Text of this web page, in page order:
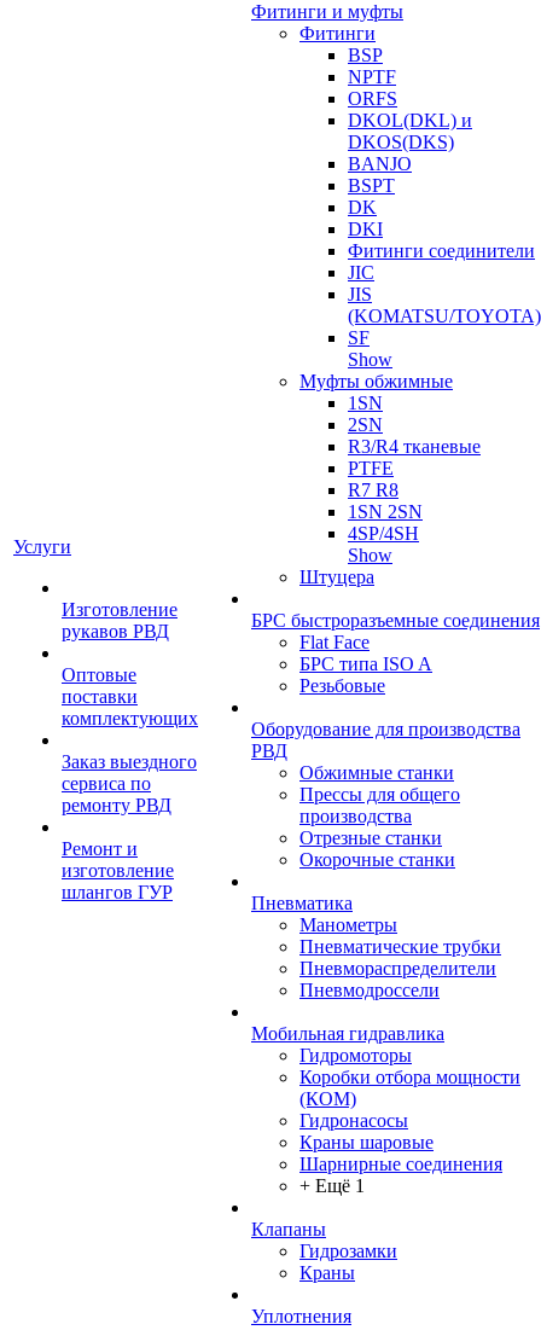
Услуги
Изготовление
рукавов РВД
Оптовые
поставки
комплектующих
Заказ выездного
сервиса по
ремонту РВД
Ремонт и
изготовление
шлангов ГУР
Фитинги и муфты
Фитинги
BSP
NPTF
ORFS
DKOL(DKL) и
DKOS(DKS)
BANJO
BSPT
DK
DKI
Фитинги соединители
JIC
JIS
(KOMATSU/TOYOTA)
SF
Show
Муфты обжимные
1SN
2SN
R3/R4 тканевые
PTFE
R7 R8
1SN 2SN
4SP/4SH
Show
Штуцера
БРС быстроразъемные соединения
Flat Face
БРС типа ISO A
Резьбовые
Оборудование для производства
РВД
Обжимные станки
Прессы для общего
производства
Отрезные станки
Окорочные станки
Пневматика
Манометры
Пневматические трубки
Пневмораспределители
Пневмодроссели
Мобильная гидравлика
Гидромоторы
Коробки отбора мощности
(КОМ)
Гидронасосы
Краны шаровые
Шарнирные соединения
+ Ещё 1
Клапаны
Гидрозамки
Краны
Уплотнения